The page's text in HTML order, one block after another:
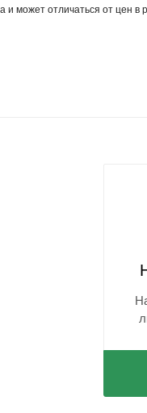
и может отличаться от цен в